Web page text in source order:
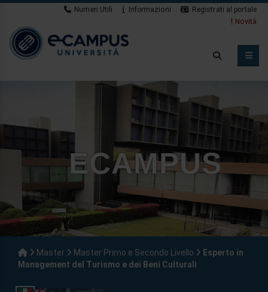
Numeri Utili Informazioni
Registrati al portale
Novità
ECAMPUS
Master Master Primo e Secondo Livello
Esperto in
Management del Turismo e dei Beni Culturali